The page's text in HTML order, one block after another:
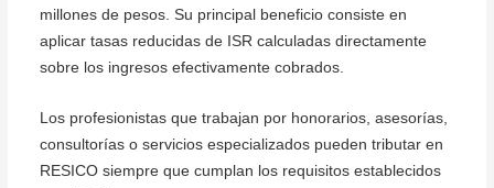
millones de pesos. Su principal beneficio consiste en
aplicar tasas reducidas de ISR calculadas directamente
sobre los ingresos efectivamente cobrados.
Los profesionistas que trabajan por honorarios, asesorías,
consultorías o servicios especializados pueden tributar en
RESICO siempre que cumplan los requisitos establecidos